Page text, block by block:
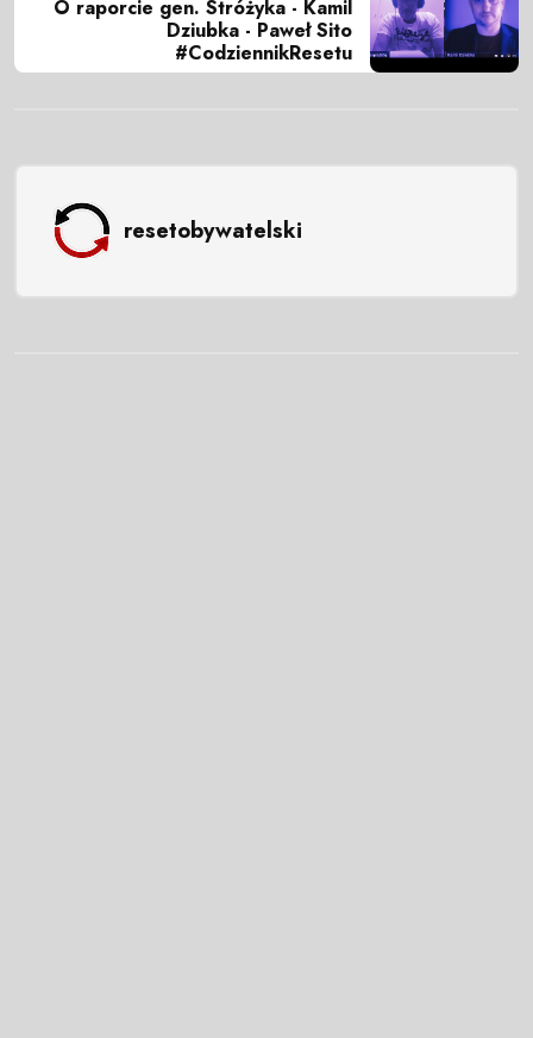
O raporcie gen. Stróżyka - Kamil
Dziubka - Paweł Sito
#CodziennikResetu
resetobywatelski